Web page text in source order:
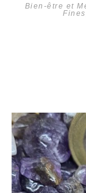
Bien-être et
Fines